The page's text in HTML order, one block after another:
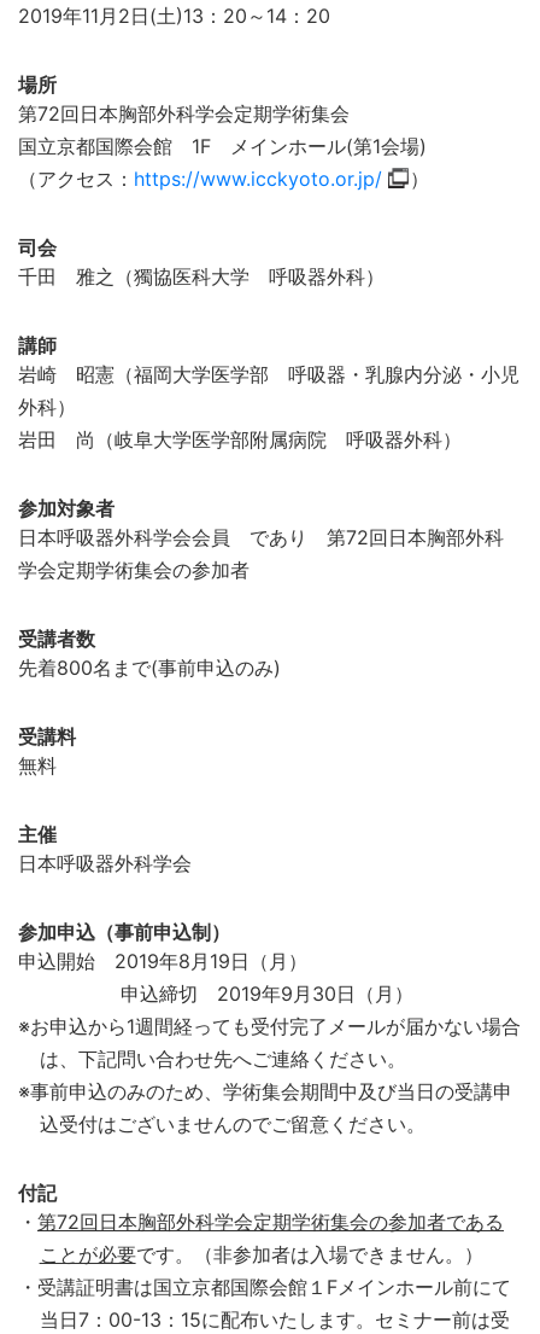
2019年11月2日(土)13：20～14：20
場所
第72回日本胸部外科学会定期学術集会
国立京都国際会館 1F メインホール(第1会場)
（アクセス： https://www.icckyoto.or.jp/ ）
司会
千田 雅之（獨協医科大学 呼吸器外科）
講師
岩崎 昭憲（福岡大学医学部 呼吸器・乳腺内分泌・小児
外科）
岩田 尚（岐阜大学医学部附属病院 呼吸器外科）
参加対象者
日本呼吸器外科学会会員 であり 第72回日本胸部外科
学会定期学術集会の参加者
受講者数
先着800名まで(事前申込のみ)
受講料
無料
主催
日本呼吸器外科学会
参加申込（事前申込制）
申込開始 2019年8月19日（月）
申込締切 2019年9月30日（月）
※お申込から1週間経っても受付完了メールが届かない場合
は、下記問い合わせ先へご連絡ください。
※事前申込のみのため、学術集会期間中及び当日の受講申
込受付はございませんのでご留意ください。
付記
・ 第72回日本胸部外科学会定期学術集会の参加者である
ことが必要です。（非参加者は入場できません。）
・受講証明書は国立京都国際会館１Fメインホール前にて
当日7：00-13：15に配布いたします。セミナー前は受